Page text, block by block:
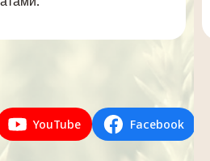
YouTube Facebook